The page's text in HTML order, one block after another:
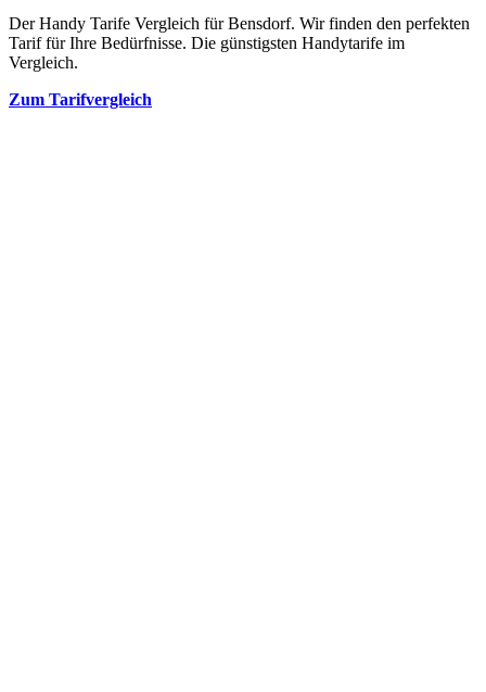
Der Handy Tarife Vergleich für Bensdorf. Wir finden den perfekten
Tarif für Ihre Bedürfnisse. Die günstigsten Handytarife im
Vergleich.
Zum Tarifvergleich